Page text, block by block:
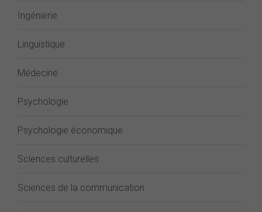
Ingénierie
Linguistique
Médecine
Psychologie
Psychologie économique
Sciences culturelles
Sciences de la communication